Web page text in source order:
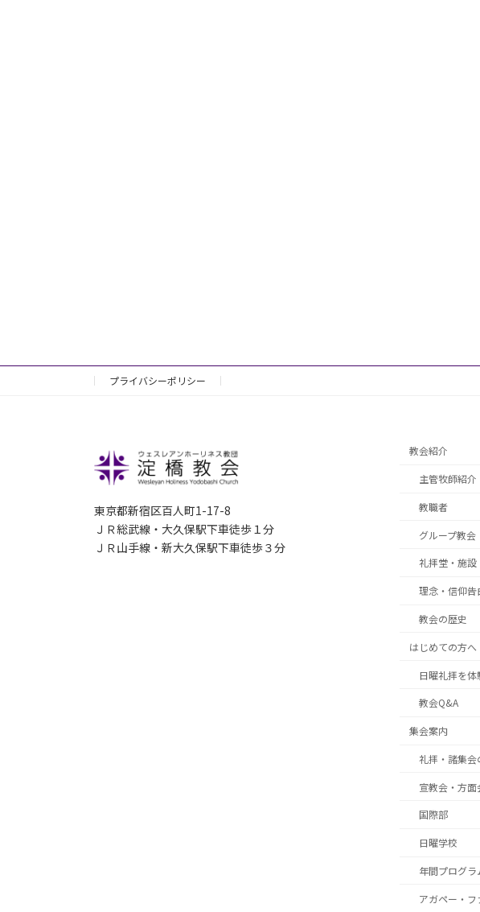
プライバシーポリシー
東京都新宿区百人町1-17-8
ＪＲ総武線・大久保駅下車徒歩１分
ＪＲ山手線・新大久保駅下車徒歩３分
教会紹介
主管牧師紹介
教職者
グループ教会
礼拝堂・施設
理念・信仰告
教会の歴史
はじめての方へ
日曜礼拝を体
教会Q&A
集会案内
礼拝・諸集会
宣教会・方面
国際部
日曜学校
年間プログラ
アガペー・フ